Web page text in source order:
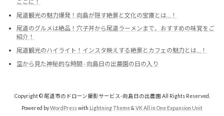
ここに！
尾道観光の魅力爆発！向島が隠す絶景と文化の宝庫とは…！
尾道のグルメは絶品！穴子丼から尾道ラーメンまで、おすすめの味覚をご
紹介！
尾道観光のハイライト！インスタ映えする絶景とカフェの魅力とは…！
空から見た神秘的な時間 - 向島日の出農園の日の入り
Copyright © 尾道市のドローン撮影サービス-向島日の出農園 All Rights Reserved.
Powered byWordPresswith Lightning Theme& VK All in One Expansion Unit